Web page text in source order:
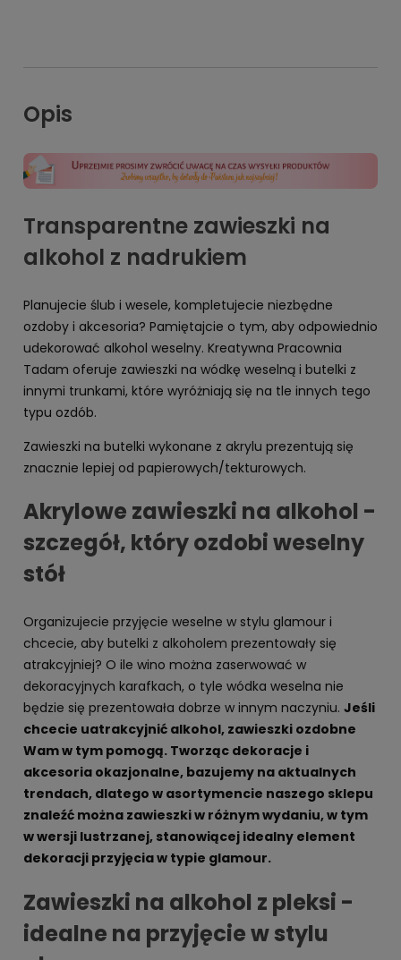
Opis
Transparentne zawieszki na
alkohol z nadrukiem
Planujecie ślub i wesele, kompletujecie niezbędne
ozdoby i akcesoria? Pamiętajcie o tym, aby odpowiednio
udekorować alkohol weselny. Kreatywna Pracownia
Tadam oferuje zawieszki na wódkę weselną i butelki z
innymi trunkami, które wyróżniają się na tle innych tego
typu ozdób.
Zawieszki na butelki wykonane z akrylu prezentują się
znacznie lepiej od papierowych/tekturowych.
Akrylowe zawieszki na alkohol -
szczegół, który ozdobi weselny
stół
Organizujecie przyjęcie weselne w stylu glamour i
chcecie, aby butelki z alkoholem prezentowały się
atrakcyjniej? O ile wino można zaserwować w
dekoracyjnych karafkach, o tyle wódka weselna nie
będzie się prezentowała dobrze w innym naczyniu. Jeśli
chcecie uatrakcyjnić alkohol, zawieszki ozdobne
Wam w tym pomogą. Tworząc dekoracje i
akcesoria okazjonalne, bazujemy na aktualnych
trendach, dlatego w asortymencie naszego sklepu
znaleźć można zawieszki w różnym wydaniu, w tym
w wersji lustrzanej, stanowiącej idealny element
dekoracji przyjęcia w typie glamour.
Zawieszki na alkohol z pleksi -
idealne na przyjęcie w stylu